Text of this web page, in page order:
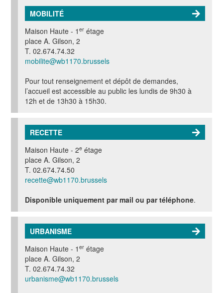
MOBILITÉ
Maison Haute - 1er étage
place A. Gilson, 2
T. 02.674.74.32
mobilite@wb1170.brussels
Pour tout renseignement et dépôt de demandes,
l’accueil est accessible au public les lundis de 9h30 à
12h et de 13h30 à 15h30.
RECETTE
Maison Haute - 2e étage
place A. Gilson, 2
T.02.674.74.50
recette@wb1170.brussels
Disponible uniquement par mail ou par téléphone.
URBANISME
Maison Haute - 1er étage
place A. Gilson, 2
T. 02.674.74.32
urbanisme@wb1170.brussels